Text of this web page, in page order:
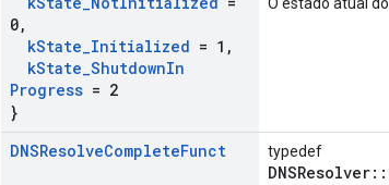
0,
kState_Initialized = 1 ,
kState_ShutdownIn
Progress = 2
}
DNSResolveCompleteFunct typedef